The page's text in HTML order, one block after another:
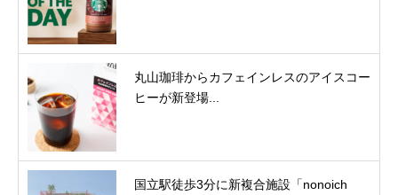
丸山珈琲からカフェインレスのアイスコー
ヒーが新登場...
国立駅徒歩3分に新複合施設「nonoich